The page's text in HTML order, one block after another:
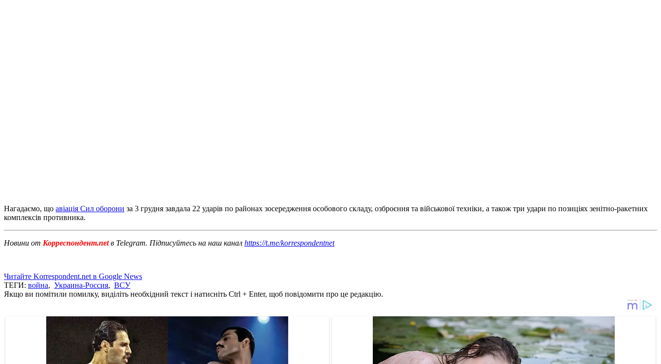
Нагадаємо, що авіація Сил оборони за 3 грудня завдала 22 ударів по районах зосередження особового складу, озброєння та військової техніки, а також три удари по позиціях зенітно-ракетних
комплексів противника.
Новини от Корреспондент.netв Telegram. Підписуйтесь на наш канал https://t.me/korrespondentnet
Читайте Korrespondent.net в Google News
ТЕГИ: война, Украина-Россия, ВСУ
Якщо ви помітили помилку, виділіть необхідний текст і натисніть Ctrl + Enter, щоб повідомити про це редакцію.